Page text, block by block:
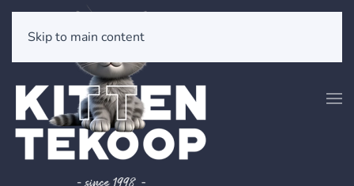
Skip to main content